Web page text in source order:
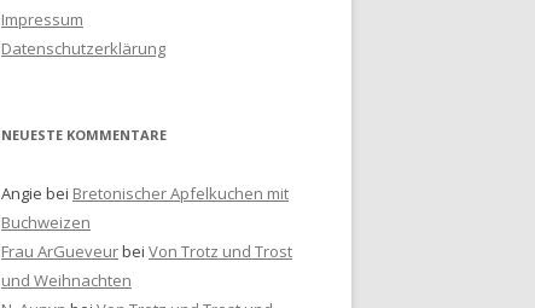
Impressum
Datenschutzerklärung
NEUESTE KOMMENTARE
Angie bei Bretonischer Apfelkuchen mit
Buchweizen
Frau ArGueveurbei Von Trotz und Trost
und Weihnachten